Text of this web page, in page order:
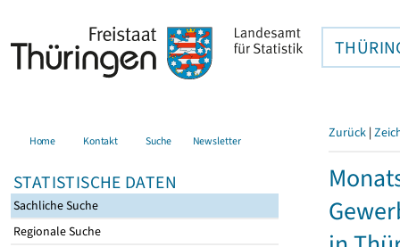
Home Kontakt Suche Newsletter
STATISTISCHE DATEN
Sachliche Suche
Regionale Suche
Zurück |